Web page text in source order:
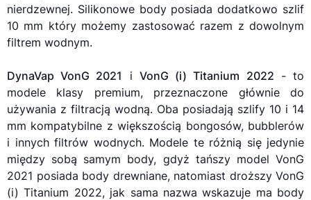
nierdzewnej. Silikonowe body posiada dodatkowo szlif
10 mm który możemy zastosować razem z dowolnym
filtrem wodnym.
DynaVap VonG 2021 i VonG (i) Titanium 2022 - to
modele klasy premium, przeznaczone głównie do
używania z filtracją wodną. Oba posiadają szlify 10 i 14
mm kompatybilne z większością bongosów, bubblerów
i innych filtrów wodnych. Modele te różnią się jedynie
między sobą samym body, gdyż tańszy model VonG
2021 posiada body drewniane, natomiast droższy VonG
(i) Titanium 2022, jak sama nazwa wskazuje ma body